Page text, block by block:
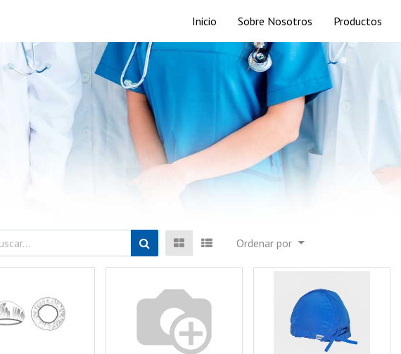
Inicio Sobre Nosotros Productos
Ordenar por